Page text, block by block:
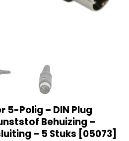
5-Polig – DIN Plug
Behuizing –
– 5 Stuks [05073]